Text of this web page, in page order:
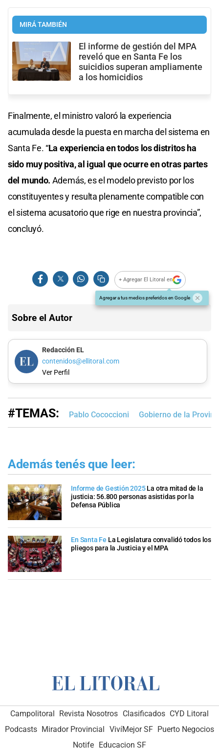
MIRÁ TAMBIÉN
El informe de gestión del MPA
reveló que en Santa Fe los
suicidios superan ampliamente
a los homicidios
Finalmente, el ministro valoró la experiencia
acumulada desde la puesta en marcha del sistema en
Santa Fe. “La experiencia en todos los distritos ha
sido muy positiva, al igual que ocurre en otras partes
del mundo. Además, es el modelo previsto por los
constituyentes y resulta plenamente compatible con
el sistema acusatorio que rige en nuestra provincia”,
concluyó.
+ Agregar El Litoral en
Agregar a tus medios preferidos en Google
Sobre el Autor
Redacción EL
contenidos@ellitoral.com
Ver Perfil
#TEMAS: Pablo Cococcioni Gobierno de la
Además tenés que leer:
Informe de Gestión 2025 La otra mitad de la
justicia: 56.800 personas asistidas por la
Defensa Pública
En Santa Fe La Legislatura convalidó todos los
pliegos para la Justicia y el MPA
Campolitoral Revista Nosotros Clasificados CYD Litoral
Podcasts Mirador Provincial VivíMejor SF Puerto Negocios
Notife
Educacion SF